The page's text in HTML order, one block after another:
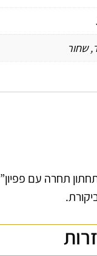
שחור
תחרה עם פפיון”